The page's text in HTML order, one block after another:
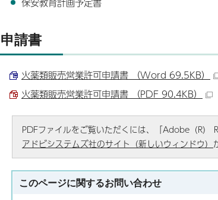
申請書
火薬類販売営業許可申請書 （Word 69.5KB）
火薬類販売営業許可申請書 （PDF 90.4KB）
PDFファイルをご覧いただくには、「Adobe（R）
アドビシステムズ社のサイト（新しいウィンドウ）
このページに関するお問い合わせ